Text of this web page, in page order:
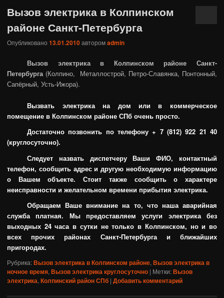
Вызов электрика в Колпинском
районе Санкт-Петербурга
Опубликовано13.01.2010авторомadmin
Вызов электрика в Колпинском районе Санкт-
Петербурга(Колпино, Металлострой, Петро-Славянка, Понтонный,
Сапёрный, Усть-Ижора).
Вызвать электрика на дом или в коммерческое
помещение в Колпинском районе СПб очень просто.
Достаточно позвонить по телефону + 7 (812) 922 21 40
(круглосуточно).
Следует назвать диспетчеру Ваши ФИО, контактный
телефон, сообщить адрес и другую необходимую информацию
о Вашем объекте. Стоит также сообщить о характере
неисправности и желательном времени прибытия электрика.
Обращаем Ваше внимание на то, что наша аварийная
служба платная. Мы предоставляем услуги электрика без
выходных 24 часа в сутки не только в Колпинском, но и во
всех прочих районах Санкт-Петербурга и ближайших
пригородах.
Рубрика:Вызов электрика в Колпинском районе,Вызов электрика в
ночное время,Вызов электрика круглосуточно | Метки:Вызов
электрика,Колпинский район СПб |Добавить комментарий